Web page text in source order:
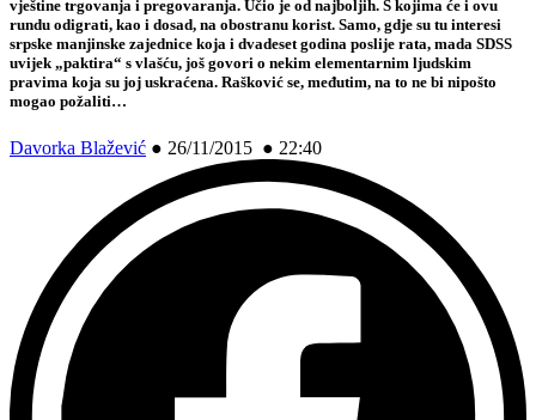
vještine trgovanja i pregovaranja. Učio je od najboljih. S kojima će i ovu
rundu odigrati, kao i dosad, na obostranu korist. Samo, gdje su tu interesi
srpske manjinske zajednice koja i dvadeset godina poslije rata, mada SDSS
uvijek „paktira“ s vlašću, još govori o nekim elementarnim ljudskim
pravima koja su joj uskraćena. Rašković se, međutim, na to ne bi nipošto
mogao požaliti…
Davorka Blažević ● 26/11/2015 ● 22:40